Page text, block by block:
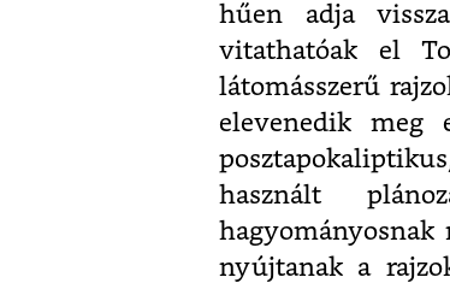
hűen adja
vitathatóak el
látomásszerű
elevenedik meg
használt
nyújtanak a